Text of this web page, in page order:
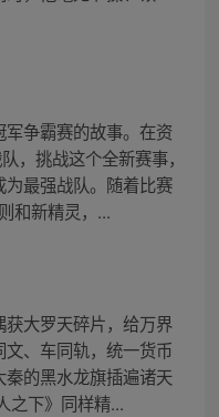
争霸赛的故事。在资
，挑战这个全新赛事，
最强战队。随着比赛
和新精灵，...
获大罗天碎片，给万界
、车同轨，统一货币
的黑水龙旗插遍诸天
之下》同样精...